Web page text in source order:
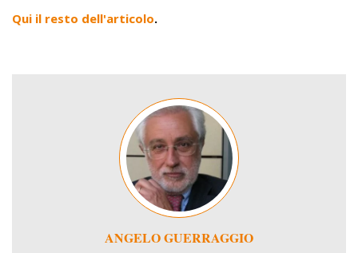
Qui il resto dell'articolo.
ANGELO GUERRAGGIO